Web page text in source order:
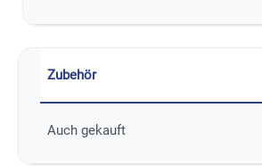
Zubehör
Auch gekauft